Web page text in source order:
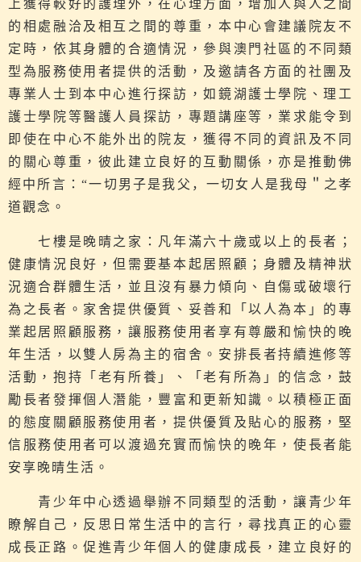
上獲得較好的護理外，在心理方面，增加人與人之間
的相處融洽及相互之間的尊重，本中心會建議院友不
定時，依其身體的合適情況，參與澳門社區的不同類
型為服務使用者提供的活動，及邀請各方面的社團及
專業人士到本中心進行探訪，如鏡湖護士學院、理工
護士學院等醫護人員探訪，專題講座等，業求能令到
即使在中心不能外出的院友，獲得不同的資訊及不同
的關心尊重，彼此建立良好的互動關係，亦是推動佛
經中所言：“一切男子是我父，一切女人是我母 ＂之孝
道觀念。
七樓是晚晴之家：凡年滿六十歲或以上的長者；
健康情況良好，但需要基本起居照顧；身體及精神狀
況適合群體生活，並且沒有暴力傾向、自傷或破壞行
為之長者。家舍提供優質、妥善和「以人為本」的專
業起居照顧服務，讓服務使用者享有尊嚴和愉快的晚
年生活，以雙人房為主的宿舍。安排長者持續進修等
活動，抱持「老有所養」、「老有所為」的信念，鼓
勵長者發揮個人潛能，豐富和更新知識。以積極正面
的態度關顧服務使用者，提供優質及貼心的服務，堅
信服務使用者可以渡過充實而愉快的晚年，使長者能
安享晚晴生活。
青少年中心透過舉辦不同類型的活動，讓青少年
瞭解自己，反思日常生活中的言行，尋找真正的心靈
成長正路。促進青少年個人的健康成長，建立良好的